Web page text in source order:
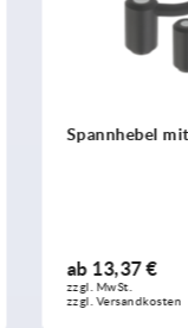
Spannhebel
ab14,83 €
zzgl. MwSt.
zzgl. Versandkosten